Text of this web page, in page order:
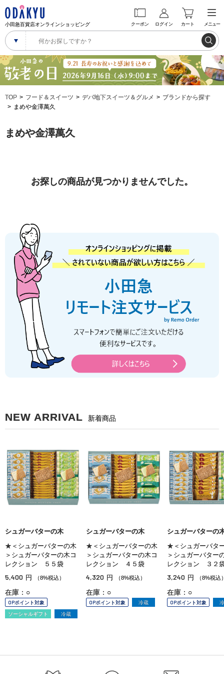
小田急百貨店オンラインショッピング クーポン ログイン カート メニュー
TOP フード＆スイーツ デパ地下スイーツ＆グルメ
ブランドから探す
まめや金澤萬久
まめや金澤萬久
お探しの商品が見つかりませんでした。
NEW ARRIVAL 新着商品
シュガーバターの木
★＜シュガーバターの木
＞シュガーバターの木コ
レクション ５５袋
5,400 円 （8%税込）
在庫：○
OPポイント対象
ソーシャルギフト
冷蔵
シュガーバターの木
★＜シュガーバターの木
＞シュガーバターの木コ
レクション ４５袋
4,320 円 （8%税込）
在庫：○
OPポイント対象 冷蔵
シュガーバターの
★＜シュガーバタ
＞シュガーバター
レクション ３２
3,240 円 （8%税込
在庫：○
OPポイント対象